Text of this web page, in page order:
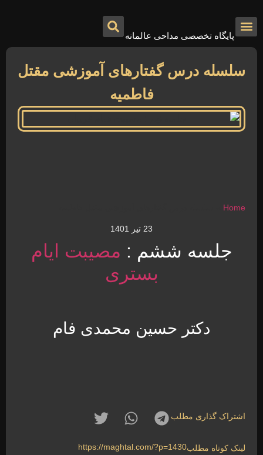
پایگاه تخصصی مداحی عالمانه
سلسله درس گفتارهای آموزشی مقتل
فاطمیه
Home
23 تیر 1401
جلسه ششم : مصیبت
ایام
بستری
دکتر حسین محمدی فام
اشتراک گذاری مطلب
لینک کوتاه مطلبhttps://maghtal.com/?p=1430